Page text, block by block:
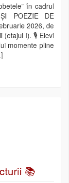
în cadrul
ȘI POEZIE DE
2026, de
(etajul I). 🎙 Elevi
momente pline
📚